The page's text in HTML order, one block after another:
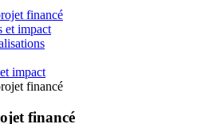
financé
et impact
impact
financé
financé